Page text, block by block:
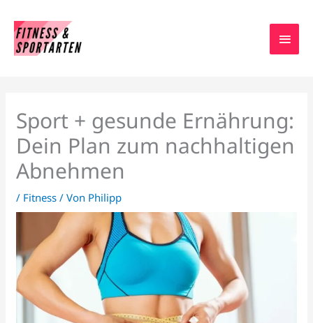
Inhalt
springen
Sport + gesunde Ernährung:
Dein Plan zum nachhaltigen
Abnehmen
/ Fitness / Von Philipp